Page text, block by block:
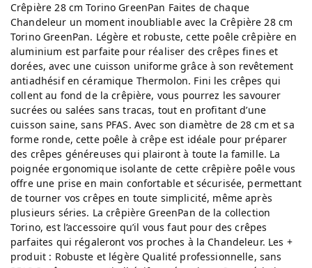
Crêpière 28 cm Torino GreenPan Faites de chaque
Chandeleur un moment inoubliable avec la Crêpière 28 cm
Torino GreenPan. Légère et robuste, cette poêle crêpière en
aluminium est parfaite pour réaliser des crêpes fines et
dorées, avec une cuisson uniforme grâce à son revêtement
antiadhésif en céramique Thermolon. Fini les crêpes qui
collent au fond de la crêpière, vous pourrez les savourer
sucrées ou salées sans tracas, tout en profitant d’une
cuisson saine, sans PFAS. Avec son diamètre de 28 cm et sa
forme ronde, cette poêle à crêpe est idéale pour préparer
des crêpes généreuses qui plairont à toute la famille. La
poignée ergonomique isolante de cette crêpière poêle vous
offre une prise en main confortable et sécurisée, permettant
de tourner vos crêpes en toute simplicité, même après
plusieurs séries. La crêpière GreenPan de la collection
Torino, est l’accessoire qu’il vous faut pour des crêpes
parfaites qui régaleront vos proches à la Chandeleur. Les +
produit : Robuste et légère Qualité professionnelle, sans